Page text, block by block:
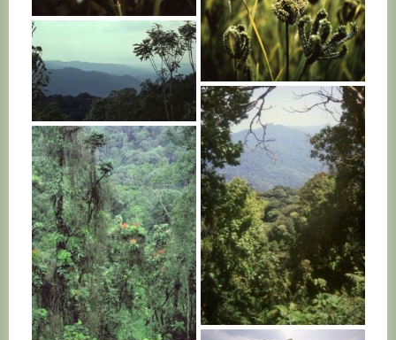
RWANDA
RWANDA